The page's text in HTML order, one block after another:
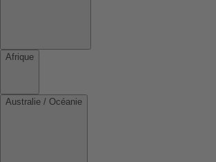
Afrique
Australie / Océanie